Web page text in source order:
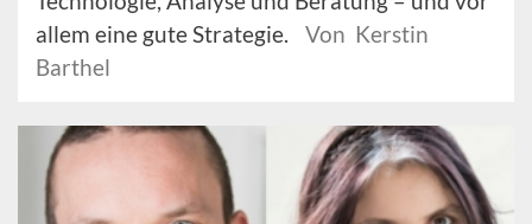
allem eine gute Strategie.
Von Kerstin
Barthel